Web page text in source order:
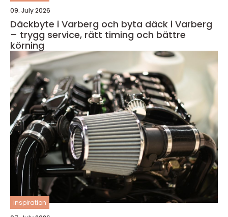
09. July 2026
Däckbyte i Varberg och byta däck i Varberg
– trygg service, rätt timing och bättre
körning
inspiration